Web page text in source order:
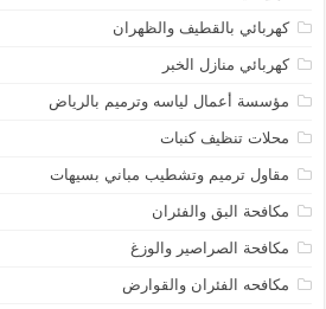
كهربائي بالقطيف والظهران
كهربائي منازل الخبر
مؤسسة أعمال لياسه وترميم بالرياض
محلات تنظيف كنبات
مقاول ترميم وتشطيب مباني بسيهات
مكافحة البق والفئران
مكافحة الصراصير والوزغ
مكافحه الفئران والقوارض